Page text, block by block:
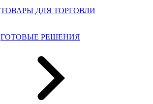
ТОВАРЫ ДЛЯ ТОРГОВЛИ
ГОТОВЫЕ РЕШЕНИЯ